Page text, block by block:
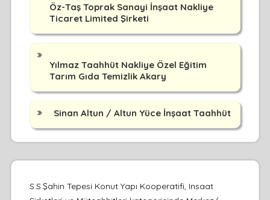
Öz-Taş Toprak Sanayi İnşaat Nakliye
Ticaret Limited Şirketi
Yılmaz Taahhüt Nakliye Özel Eğitim
Tarım Gıda Temizlik Akary
Sinan Altun / Altun Yüce İnşaat Taahhüt
S.S.Şahin Tepesi Konut Yapı Kooperatifi, Insaat